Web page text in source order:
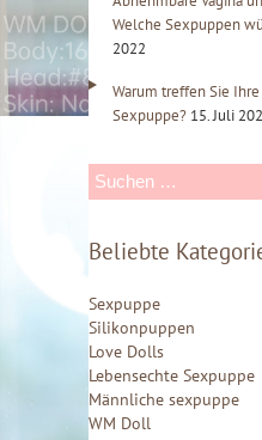
Welche Sexpuppen
2022
Warum treffen Sie
Sexpuppe? 15. Juli
c
e
n
n
a
Beliebte
Sexpuppe
Silikonpuppen
Love Dolls
Lebensechte Sexpuppe
Männliche sexpuppe
WM Doll